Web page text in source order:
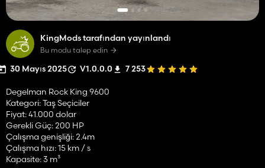
KingMods tarafından yayınlandı
Bu modu talep edin
30 Mayıs 2025 V1.0.0.0 7 253
Degelman Rock King 9600
Kategori: Taş Seçiciler
Fiyat: 41.000 dolar
Gerekli Güç: 200 HP
Çalışma genişliği: 2.4m
Çalışma hızı: 15 km / s
Kapasite: 3 m³